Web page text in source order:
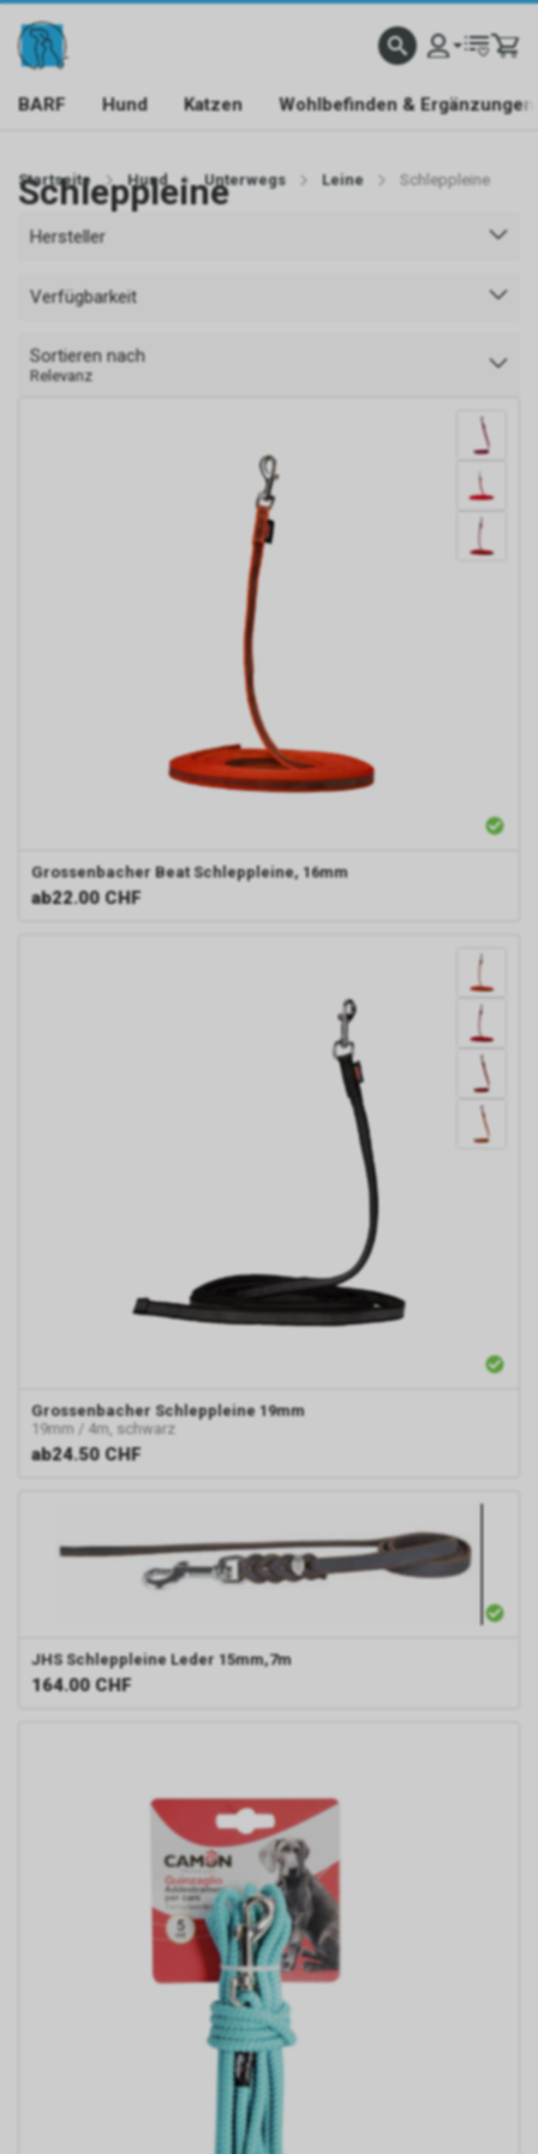
BARF Hund Katzen Wohlbefinden & Ergänzungen
Startseite Hund Unterwegs Leine Schleppleine
Schleppleine
Hersteller
Verfügbarkeit
Sortieren nach
Relevanz
Grossenbacher Beat Schleppleine, 16mm
ab22.00 CHF
Grossenbacher Schleppleine 19mm
19mm / 4m, schwarz
ab24.50 CHF
JHS Schleppleine Leder 15mm,7m
164.00 CHF